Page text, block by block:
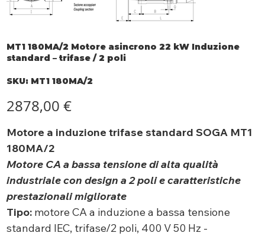
MT1 180MA/2 Motore asincrono 22 kW Induzione
standard – trifase / 2 poli
SKU: SKU
MT1
MT1 180MA/2
2878,00 €
Motore a induzione trifase standard SOGA MT1
180MA/2
Motore CA a bassa tensione di alta qualità
industriale con design a 2 poli e caratteristiche
prestazionali migliorate
Tipo:motore CA a induzione a bassa tensione
standard IEC, trifase/2 poli, 400 V 50 Hz -